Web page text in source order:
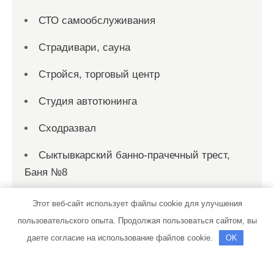
СТО самообслуживания
Страдивари, сауна
Стройся, торговый центр
Студия автотюнинга
Сходразвал
Сыктывкарский банно-прачечный трест,
Баня №8
ТеплоДвери, сеть салонов эксклюзивных
дверей собственного производства
Технопарк, автотехцентр для корейских,
Этот веб-сайт использует файлы cookie для улучшения
пользовательского опыта. Продолжая пользоваться сайтом, вы
даете согласие на использование файлов cookie.
OK